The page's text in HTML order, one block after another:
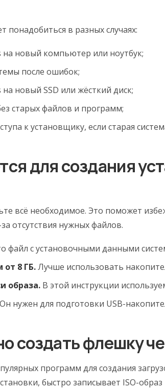
понадобиться в разных случаях:
на новый компьютер или ноутбук;
после ошибок;
новый SSD или жёсткий диск;
старых файлов и программ;
к установщику, если старая
для создания
всё необходимое. Это поможет
отсутствия нужных файлов.
файл с установочными данными
8 ГБ.Лучше использовать
образа. В этой инструкции
Он нужен для подготовки USB-
создать флешку
программ для создания
быстро записывает ISO-